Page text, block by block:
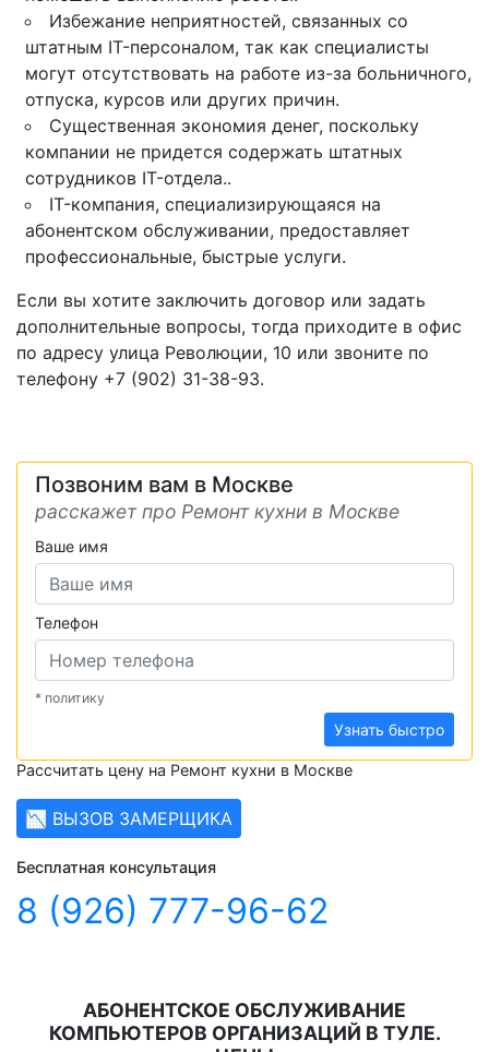
Избежание неприятностей, связанных со
штатным IT-персоналом, так как специалисты
могут отсутствовать на работе из-за больничного,
отпуска, курсов или других причин.
Существенная экономия денег, поскольку
компании не придется содержать штатных
сотрудников IT-отдела..
IT-компания, специализирующаяся на
абонентском обслуживании, предоставляет
профессиональные, быстрые услуги.
Если вы хотите заключить договор или задать
дополнительные вопросы, тогда приходите в офис
по адресу улица Революции, 10 или звоните по
телефону +7 (902) 31-38-93.
Позвоним вам в Москве
расскажет про Ремонт кухни в Москве
Ваше имя
Телефон
* политику
Узнать быстро
Рассчитать цену на Ремонт кухни в Москве
📉 ВЫЗОВ ЗАМЕРЩИКА
Бесплатная консультация
8 (926) 777-96-62
АБОНЕНТСКОЕ ОБСЛУЖИВАНИЕ
КОМПЬЮТЕРОВ ОРГАНИЗАЦИЙ В ТУЛЕ.